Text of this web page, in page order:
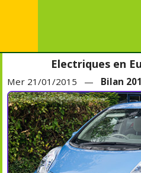
Electriques en
Mer 21/01/2015 — Bilan